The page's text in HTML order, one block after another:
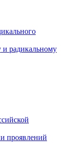
и радикальному
проявлений